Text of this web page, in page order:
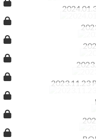
2023.11.23